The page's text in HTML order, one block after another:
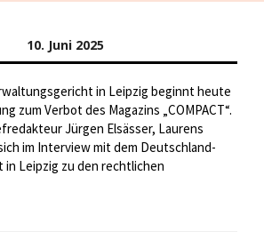
10. Juni 2025
in Leipzig beginnt heute
zum Verbot des Magazins „COMPACT“.
Jürgen Elsässer, Laurens
im Interview mit dem Deutschland-
in Leipzig zu den rechtlichen